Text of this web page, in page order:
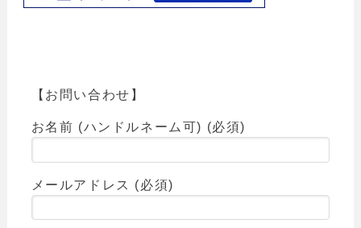
【お問い合わせ】
お名前 (ハンドルネーム可) (必須)
メールアドレス (必須)